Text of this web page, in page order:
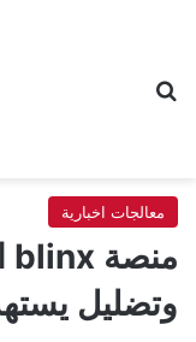
معالجات اخبارية
وتضليل